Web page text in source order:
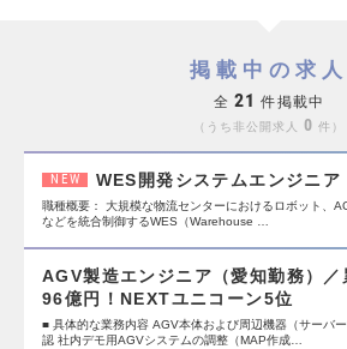
掲載中の求人
全 21 件掲載中
うち非公開求人 0 件
NEW WES開発システムエンジニア
職種概要： 大規模な物流センターにおけるロボット、
などを統合制御するWES（Warehouse …
AGV製造エンジニア（愛知勤務）
96億円！NEXTユニコーン5位
■ 具体的な業務内容 AGV本体および周辺機器（サーバ
認 社内デモ用AGVシステムの調整（MAP作成…